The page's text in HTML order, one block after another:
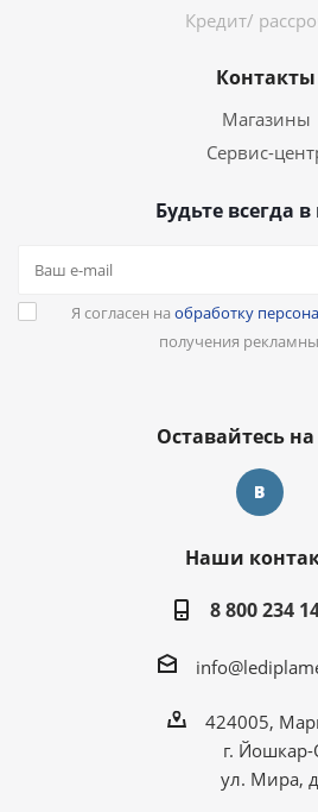
Кредит/
Контакты
Магазины
Сервис-
Будьте всегда в
Я согласен на обработку
получения
Оставайтесь на
Наши
8 800 234
424005,
г.
ул. Мира,